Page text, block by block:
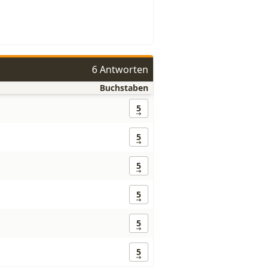
6 Antworten
Buchstaben
5
5
5
5
5
5